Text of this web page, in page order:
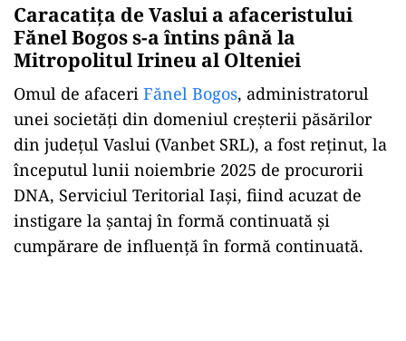
Caracatița de Vaslui a afaceristului
Fănel Bogos s-a întins până la
Mitropolitul Irineu al Olteniei
Omul de afaceri Fănel Bogos, administratorul
unei societăți din domeniul creșterii păsărilor
din județul Vaslui (Vanbet SRL), a fost reținut, la
începutul lunii noiembrie 2025 de procurorii
DNA, Serviciul Teritorial Iași, fiind acuzat de
instigare la șantaj în formă continuată și
cumpărare de influență în formă continuată.